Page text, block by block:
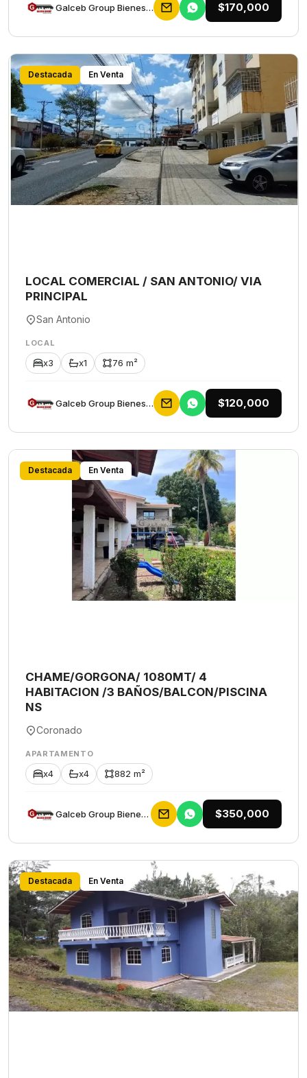
Galceb Group Bienes Raices $170,000
Destacada En Venta
LOCAL COMERCIAL / SAN ANTONIO/ VIA
PRINCIPAL
San Antonio
LOCAL
x3 x1 76 m²
Galceb Group Bienes Raices $120,000
Destacada En Venta
CHAME/GORGONA/ 1080MT/ 4
HABITACION /3 BAÑOS/BALCON/PISCINA
NS
Coronado
APARTAMENTO
x4 x4 882 m²
Galceb Group Bienes Raices $350,000
Destacada En Venta